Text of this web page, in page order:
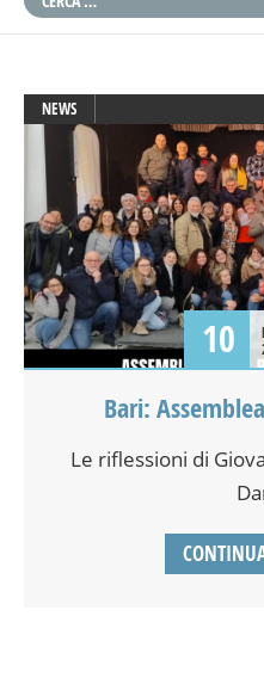
NEWS
10
Bari:
Le riflessioni di